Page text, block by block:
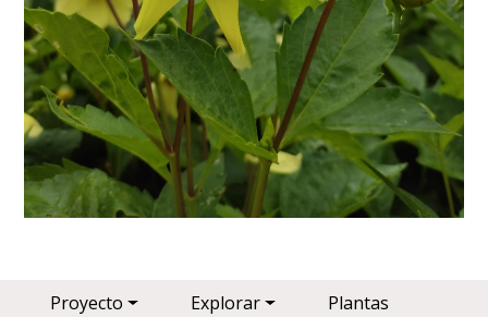
Main navigation
Proyecto Explorar
Plantas